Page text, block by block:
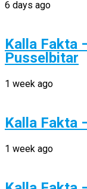
6 days ago
Kalla Fakta
Pusselbitar
1 week ago
Kalla Fakta
1 week ago